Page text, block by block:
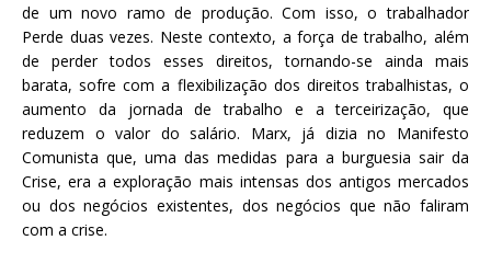
de um novo ramo de produção. Com isso, o trabalhador
Perde duas vezes. Neste contexto, a força de trabalho, além
de perder todos esses direitos, tornando-se ainda mais
barata, sofre com a flexibilização dos direitos trabalhistas, o
aumento da jornada de trabalho e a terceirização, que
reduzem o valor do salário. Marx, já dizia no Manifesto
Comunista que, uma das medidas para a burguesia sair da
Crise, era a exploração mais intensas dos antigos mercados
ou dos negócios existentes, dos negócios que não faliram
com a crise.